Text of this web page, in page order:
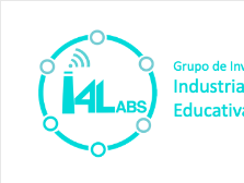
content